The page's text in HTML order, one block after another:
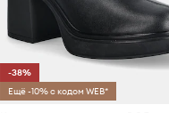
-38%
Ещё -10% с кодом WEB*